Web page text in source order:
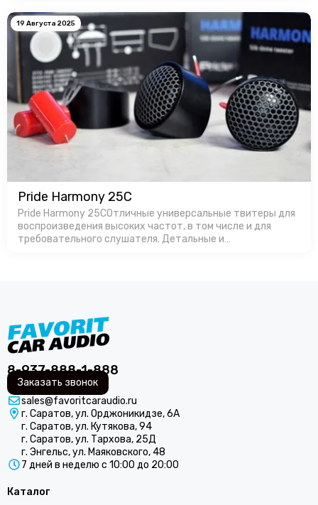
19 Августа 2025
Pride Harmony 25C
Pride Harmony 25CОтличные универсальные твитеры для
воспроизведения высоких частот, в том числе и для
требовательного слушателя. Детальные и
8-937-888-1-888
Заказать звонок
sales@favoritcaraudio.ru
г. Саратов, ул. Орджоникидзе, 6А
г. Саратов, ул. Кутякова, 94
г. Саратов, ул. Тархова, 25Д
г. Энгельс, ул. Маяковского, 48
7 дней в неделю с 10:00 до 20:00
Каталог